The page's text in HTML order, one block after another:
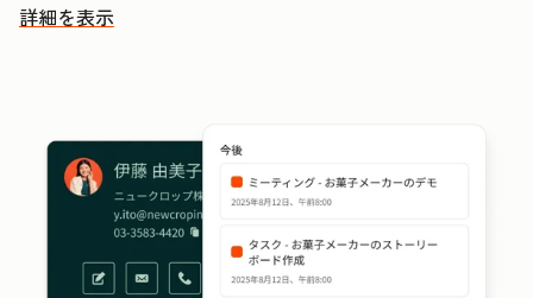
詳細を表示
その他の機能を確認する